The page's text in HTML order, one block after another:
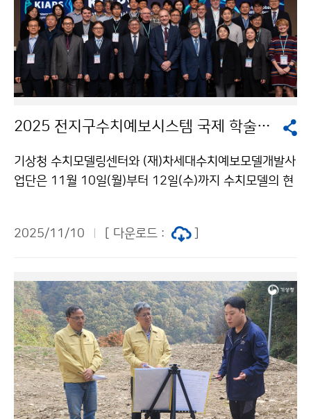
2025 전지구수치예보시스템 국제 학술회의(KIAPS)
기상청 수치모델링센터와 (재)차세대수치예보모델개발사
업단은 11월 10일(월)부터 12일(수)까지 수치모델의 현
번 학술회의에는 우리나라를 비롯해 세계 최고 수준의 수
문가들이 참석하여 최신 연구 결과 발표와 기상 예측 기술
향상을 논의할 예정이다.
2025/11/10 [ 다운로드 :